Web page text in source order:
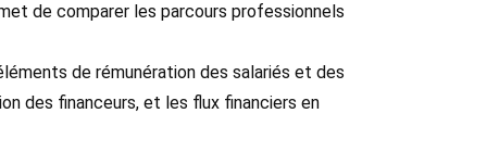
de comparer les parcours professionnels
de rémunération des salariés et des
des financeurs, et les flux financiers en